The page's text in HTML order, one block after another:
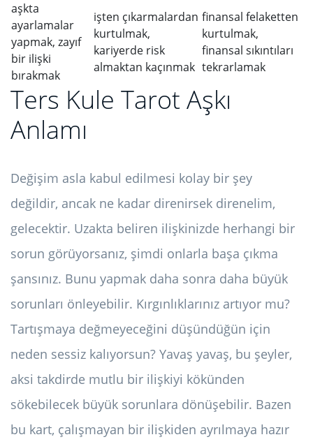
aşkta
ayarlamalar
yapmak, zayıf
bir ilişki
bırakmak
işten çıkarmalardan
kurtulmak,
kariyerde risk
almaktan kaçınmak
finansal felaketten
kurtulmak,
finansal sıkıntıları
tekrarlamak
Ters Kule Tarot Aşkı
Anlamı
Değişim asla kabul edilmesi kolay bir şey
değildir, ancak ne kadar direnirsek direnelim,
gelecektir. Uzakta beliren ilişkinizde herhangi bir
sorun görüyorsanız, şimdi onlarla başa çıkma
şansınız. Bunu yapmak daha sonra daha büyük
sorunları önleyebilir. Kırgınlıklarınız artıyor mu?
Tartışmaya değmeyeceğini düşündüğün için
neden sessiz kalıyorsun? Yavaş yavaş, bu şeyler,
aksi takdirde mutlu bir ilişkiyi kökünden
sökebilecek büyük sorunlara dönüşebilir. Bazen
bu kart, çalışmayan bir ilişkiden ayrılmaya hazır